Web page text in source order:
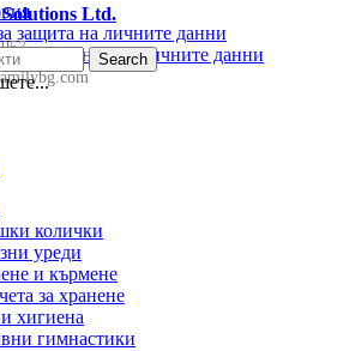
защита на личните данни
съхранение на личните данни
Ltd.
Search
колички
уреди
и кърмене
за хранене
хигиена
гимнастики